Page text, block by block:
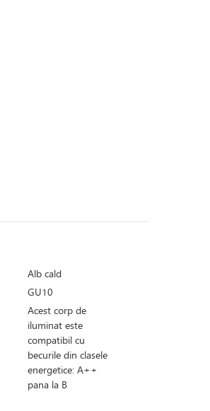
Alb cald
GU10
Acest corp de
iluminat este
compatibil cu
becurile din clasele
energetice: A++
pana la B